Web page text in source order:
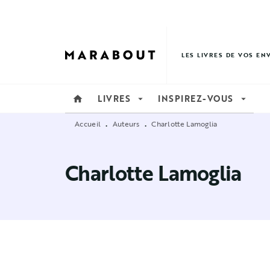
LES LIVRES DE VOS
home LIVRES arrow_drop_down INSPIREZ-VOUS arrow_drop_down
Accueil • Auteurs • Charlotte Lamoglia
Charlotte Lamoglia